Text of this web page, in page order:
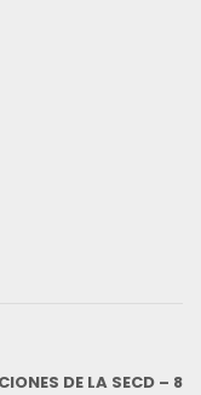
DE LA SECD – 8